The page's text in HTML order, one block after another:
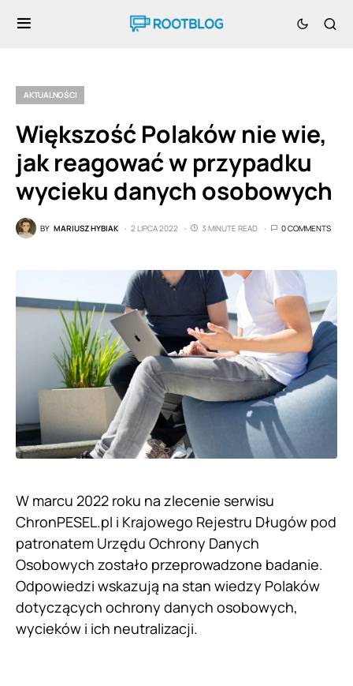
AKTUALNOŚCI
Większość Polaków nie wie,
jak reagować w przypadku
wycieku danych osobowych
BY MARIUSZ HYBIAK 2 LIPCA 2022 3 MINUTE READ 0 COMMENTS
W marcu 2022 roku na zlecenie serwisu
ChronPESEL.pl i Krajowego Rejestru Długów pod
patronatem Urzędu Ochrony Danych
Osobowych zostało przeprowadzone badanie.
Odpowiedzi wskazują na stan wiedzy Polaków
dotyczących ochrony danych osobowych,
wycieków i ich neutralizacji.